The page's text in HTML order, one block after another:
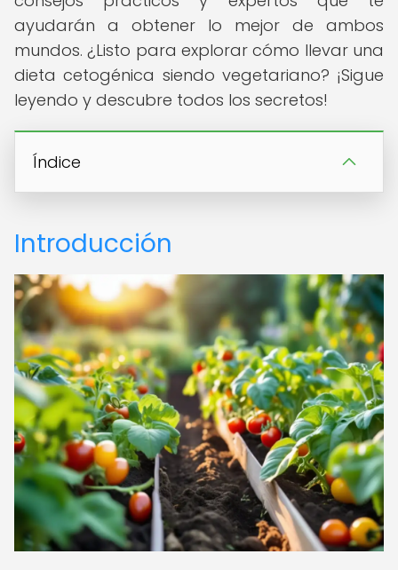
ayudarán a obtener lo mejor de ambos
mundos. ¿Listo para explorar cómo llevar una
dieta cetogénica siendo vegetariano? ¡Sigue
leyendo y descubre todos los secretos!
Índice
Introducción